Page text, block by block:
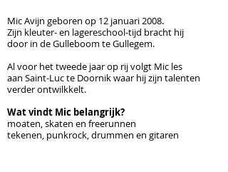
Mic Avijn geboren op 12 januari 2008.
Zijn kleuter- en lagereschool-tijd bracht hij
door in de Gulleboom te Gullegem.
Al voor het tweede jaar op rij volgt Mic les
aan Saint-Luc te Doornik waar hij zijn talenten
verder ontwilkkelt.
Wat vindt Mic belangrijk?
moaten, skaten en freerunnen
tekenen, punkrock, drummen en gitaren